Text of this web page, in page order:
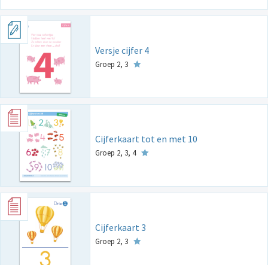
Versje cijfer 4
Groep 2, 3
Cijferkaart tot en met 10
Groep 2, 3, 4
Cijferkaart 3
Groep 2, 3